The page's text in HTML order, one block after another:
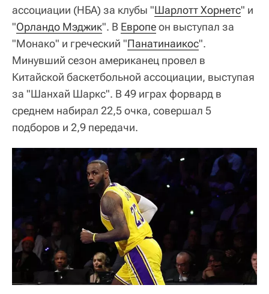
ассоциации (НБА) за клубы "Шарлотт Хорнетс" и
"Орландо Мэджик". В Европеон выступал за
"Монако" и греческий "Панатинаикос".
Минувший сезон американец провел в
Китайской баскетбольной ассоциации, выступая
за "Шанхай Шаркс". В 49 играх форвард в
среднем набирал 22,5 очка, совершал 5
подборов и 2,9 передачи.